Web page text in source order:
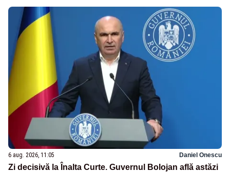
6 aug. 2026, 11:05 Daniel Onescu
Zi decisivă la Înalta Curte. Guvernul Bolojan află astăzi